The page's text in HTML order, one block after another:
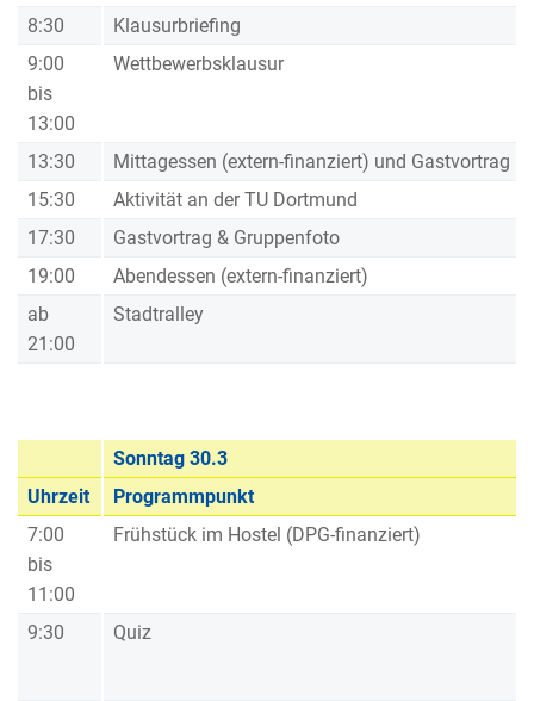
8:30
Klausurbriefing
9:00
bis
13:00
Wettbewerbsklausur
13:30
Mittagessen (extern-finanziert) und Gastvortrag
15:30
Aktivität an der TU Dortmund
17:30
Gastvortrag & Gruppenfoto
19:00
Abendessen (extern-finanziert)
ab
21:00
Stadtralley
Sonntag 30.3
Uhrzeit
Programmpunkt
7:00
bis
11:00
Frühstück im Hostel (DPG-finanziert)
9:30 Quiz